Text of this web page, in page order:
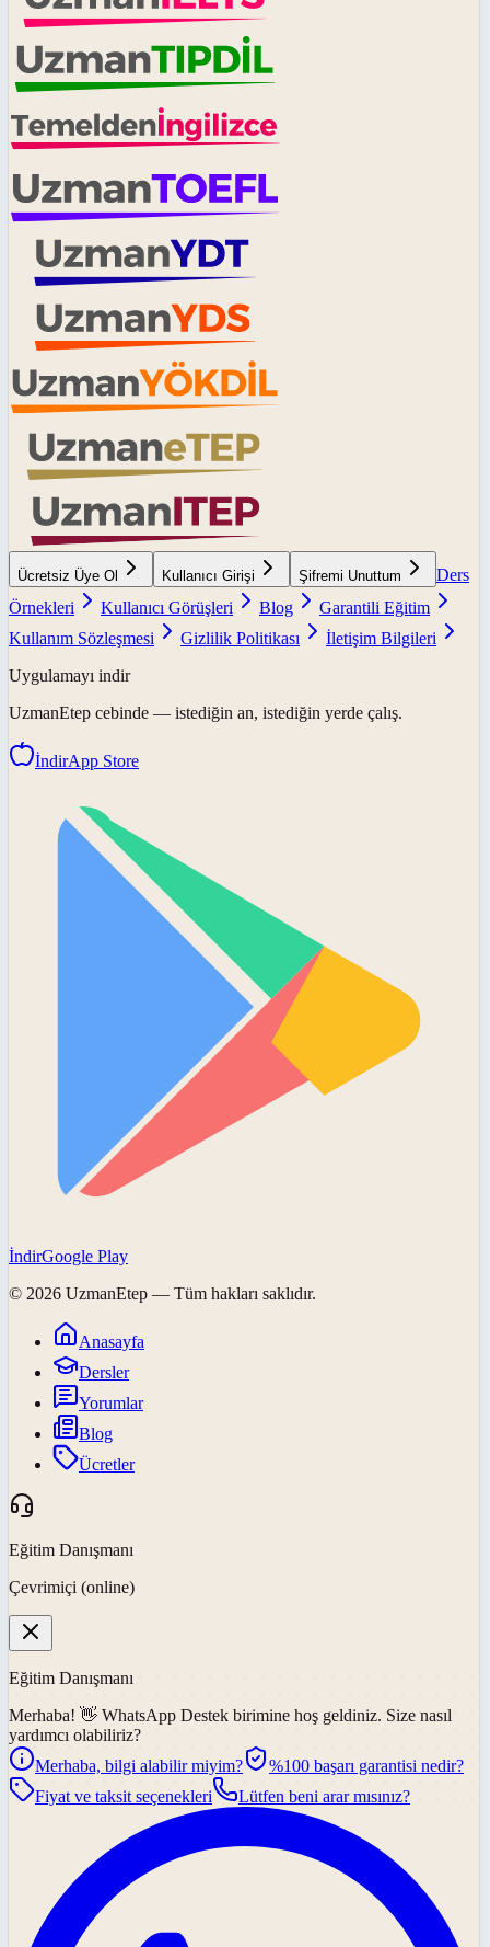
Ücretsiz Üye Ol Kullanıcı Girişi Şifremi Unuttum
Ders
Örnekleri
Kullanıcı Görüşleri Blog
Garantili Eğitim
Kullanım Sözleşmesi
Gizlilik Politikası
İletişim Bilgileri
Uygulamayı indir
UzmanEtep cebinde — istediğin an, istediğin yerde çalış.
İndirApp Store
İndirGoogle Play
© 2026 UzmanEtep — Tüm hakları saklıdır.
Anasayfa
Dersler
Yorumlar
Blog
Ücretler
Eğitim Danışmanı
Çevrimiçi (online)
Eğitim Danışmanı
Merhaba! 👋 WhatsApp Destek birimine hoş geldiniz. Size nasıl
yardımcı olabiliriz?
Merhaba, bilgi alabilir miyim?
%100 başarı garantisi nedir?
Fiyat ve taksit seçenekleri
Lütfen beni arar mısınız?